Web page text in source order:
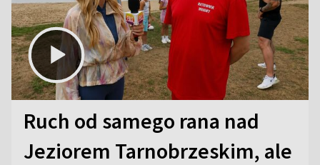
Ruch od samego rana nad
Jeziorem Tarnobrzeskim, ale